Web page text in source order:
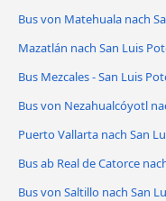
Bus von Matehuala nach
Mazatlán nach San Luis
Bus Mezcales - San Luis
Bus von Nezahualcóyotl
Puerto Vallarta nach San
Bus ab Real de Catorce
Bus von Saltillo nach San